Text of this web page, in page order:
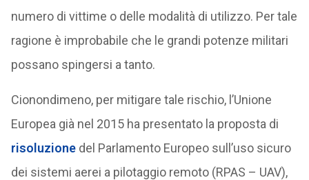
numero di vittime o delle modalità di utilizzo. Per tale
ragione è improbabile che le grandi potenze militari
possano spingersi a tanto.
Cionondimeno, per mitigare tale rischio, l’Unione
Europea già nel 2015 ha presentato la proposta di
risoluzionedel Parlamento Europeo sull’uso sicuro
dei sistemi aerei a pilotaggio remoto (RPAS – UAV),